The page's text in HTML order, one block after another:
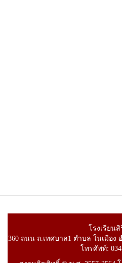
โรงเรียน
360 ถนน ถ.เทศบาล1 ตำบล ในเมือง
โทรศัพท์: 034